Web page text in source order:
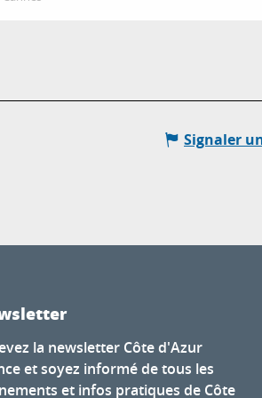
Signaler
la newsletter Côte d'Azur
et soyez informé de tous les
et infos pratiques de Côte